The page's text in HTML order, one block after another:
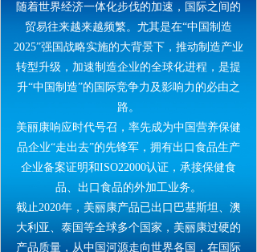
生产优势
找营养品
配套包装
样品速递
合作模式
特色软胶囊
进出口业务
随着世界经济一体化步伐的加速，国际之间的
贸易往来越来越频繁。尤其是在“中国制造
2025”强国战略实施的大背景下，推动制造产业
转型升级，加速制造企业的全球化进程，是提
升“中国制造”的国际竞争力及影响力的必由之
路。
美丽康响应时代号召，率先成为中国营养保健
品企业“走出去”的先锋军，拥有出口食品生产
企业备案证明和ISO22000认证，承接保健食
品、出口食品的外加工业务。
截止2020年，美丽康产品已出口巴基斯坦、澳
大利亚、泰国等全球多个国家，美丽康过硬的
产品质量，从中国河源走向世界各国，在国际